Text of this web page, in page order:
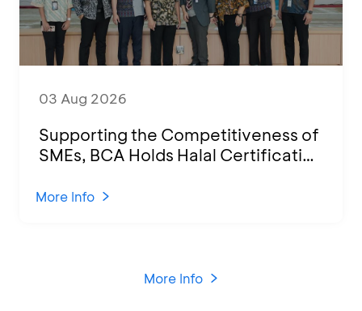
03 Aug 2026
Supporting the Competitiveness of
SMEs, BCA Holds Halal Certification
KCU Tanjung Priok
More Info
More Info